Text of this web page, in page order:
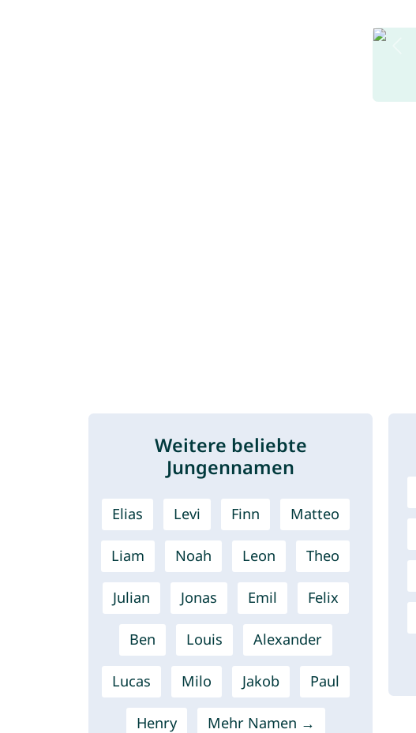
Weitere beliebte
Jungennamen
Elias Levi Finn Matteo
Liam Noah Leon Theo
Julian Jonas Emil Felix
Ben Louis Alexander
Lucas Milo Jakob Paul
Henry Mehr Namen →